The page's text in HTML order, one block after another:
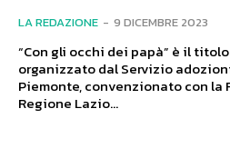
LA REDAZIONE - 9 DICEMBRE 2023
“Con gli occhi dei papà” è il
organizzato dal Servizio
Piemonte, convenzionato con la
Regione Lazio...